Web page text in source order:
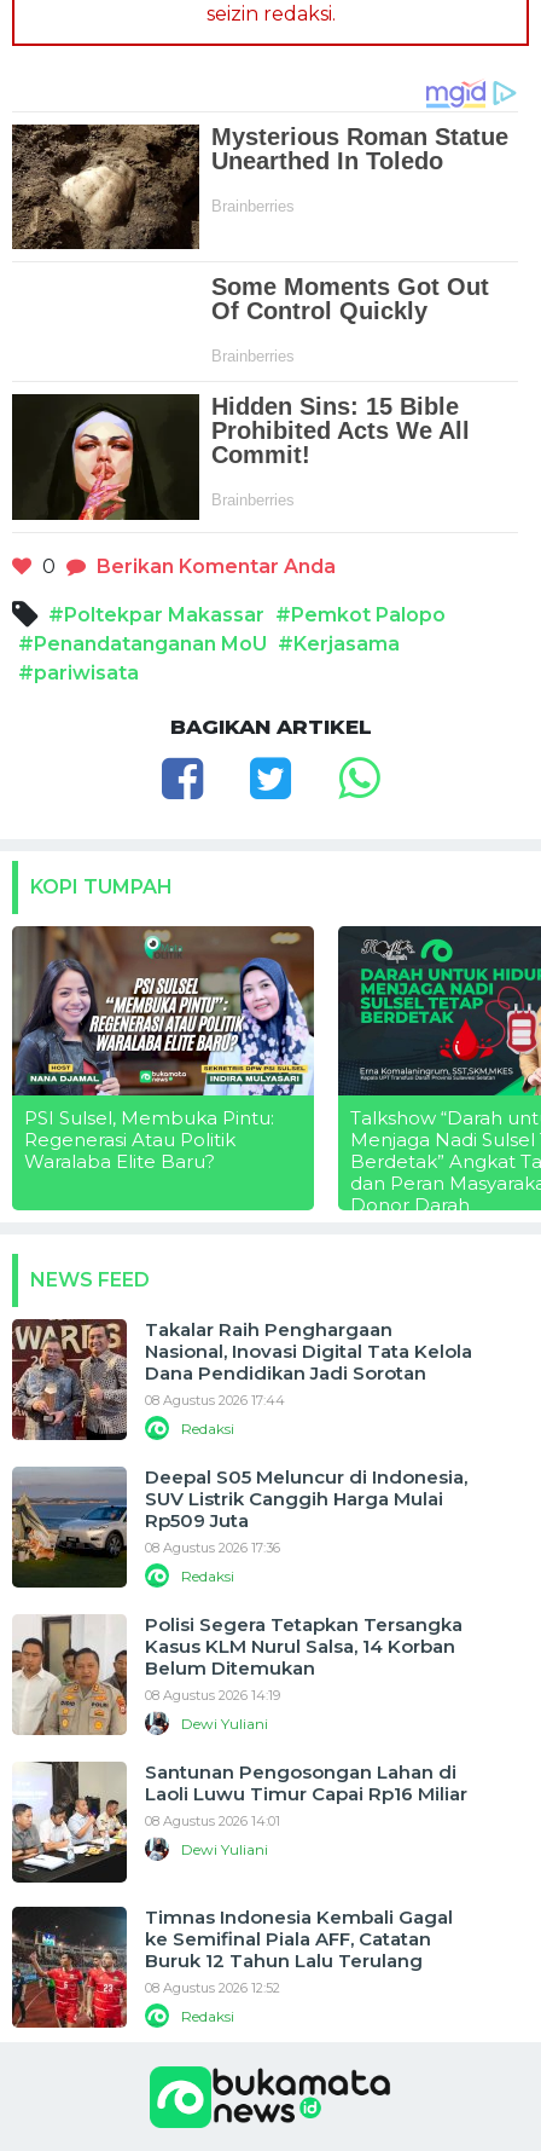
seizin redaksi.
0 Berikan Komentar Anda
#Poltekpar Makassar #Pemkot Palopo
#Penandatanganan MoU #Kerjasama
#pariwisata
BAGIKAN ARTIKEL
KOPI TUMPAH
PSI Sulsel, Membuka Pintu:
Regenerasi Atau Politik
Waralaba Elite Baru?
Talkshow “Darah
Menjaga Nadi Sulsel
Berdetak” Angkat
dan Peran
Donor Darah
NEWS FEED
Takalar Raih Penghargaan
Nasional, Inovasi Digital Tata Kelola
Dana Pendidikan Jadi Sorotan
08 Agustus 2026 17:44
Redaksi
Deepal S05 Meluncur di Indonesia,
SUV Listrik Canggih Harga Mulai
Rp509 Juta
08 Agustus 2026 17:36
Redaksi
Polisi Segera Tetapkan Tersangka
Kasus KLM Nurul Salsa, 14 Korban
Belum Ditemukan
08 Agustus 2026 14:19
Dewi Yuliani
Santunan Pengosongan Lahan di
Laoli Luwu Timur Capai Rp16 Miliar
08 Agustus 2026 14:01
Dewi Yuliani
Timnas Indonesia Kembali Gagal
ke Semifinal Piala AFF, Catatan
Buruk 12 Tahun Lalu Terulang
08 Agustus 2026 12:52
Redaksi